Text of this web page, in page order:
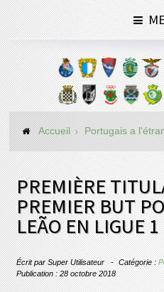
Accueil Portugais a
PREMIÈRE
PREMIER BUT
LEÃO EN LIGUE 1
Écrit parSuper Utilisateur Catégorie :
Publication : 28 octobre 2018